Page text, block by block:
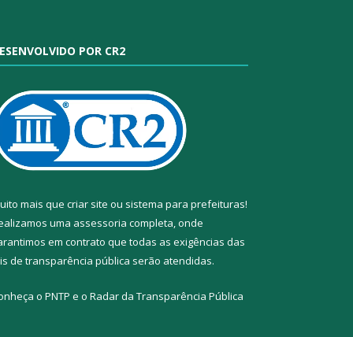
POR CR2
mais que criar site ou sistema para prefeituras!
uma assessoria completa, onde
em contrato que todas as exigências das
de transparência pública serão atendidas.
o PNTP e o Radar da Transparência Pública